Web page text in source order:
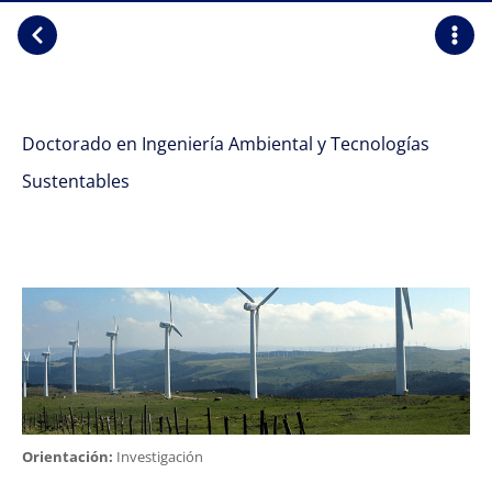
Doctorado en Ingeniería Ambiental y Tecnologías
Sustentables
Orientación: Investigación